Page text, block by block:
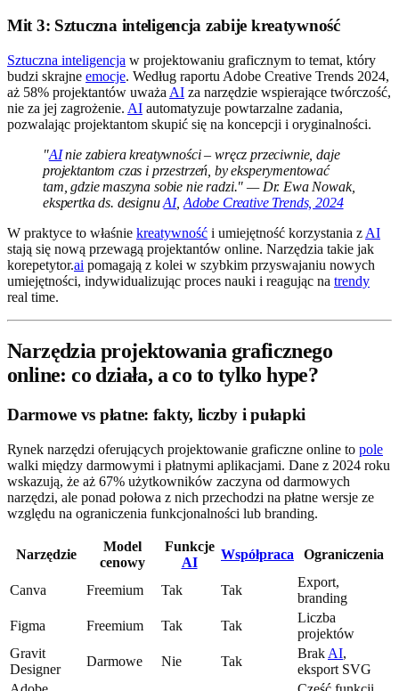
Mit 3: Sztuczna inteligencja zabije kreatywność
Sztuczna inteligencja w projektowaniu graficznym to temat, który
budzi skrajne emocje. Według raportu Adobe Creative Trends 2024,
aż 58% projektantów uważa AI za narzędzie wspierające twórczość,
nie za jej zagrożenie. AI automatyzuje powtarzalne zadania,
pozwalając projektantom skupić się na koncepcji i oryginalności.
"AInie zabiera kreatywności – wręcz przeciwnie, daje
projektantom czas i przestrzeń, by eksperymentować
tam, gdzie maszyna sobie nie radzi." — Dr. Ewa Nowak,
ekspertka ds. designuAI, Adobe Creative Trends, 2024
W praktyce to właśnie kreatywność i umiejętność korzystania z AI
stają się nową przewagą projektantów online. Narzędzia takie jak
korepetytor.ai pomagają z kolei w szybkim przyswajaniu nowych
umiejętności, indywidualizując proces nauki i reagując na trendy
real time.
Narzędzia projektowania graficznego
online: co działa, a co to tylko hype?
Darmowe vs płatne: fakty, liczby i pułapki
Rynek narzędzi oferujących projektowanie graficzne online to pole
walki między darmowymi i płatnymi aplikacjami. Dane z 2024 roku
wskazują, że aż 67% użytkowników zaczyna od darmowych
narzędzi, ale ponad połowa z nich przechodzi na płatne wersje ze
względu na ograniczenia funkcjonalności lub branding.
Narzędzie
Model
cenowy
Funkcje
AI
Współpraca Ograniczenia
Canva Freemium Tak Tak
Export,
branding
Figma
Freemium Tak Tak
Liczba
projektów
Gravit
Designer
Darmowe Nie Tak
Brak AI,
eksport SVG